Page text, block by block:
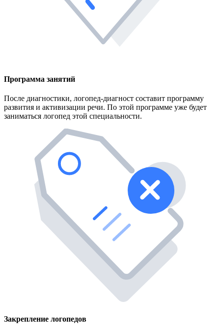
Программа занятий
После диагностики, логопед-диагност составит программу
развития и активизации речи. По этой программе уже будет
заниматься логопед этой специальности.
Закрепление логопедов